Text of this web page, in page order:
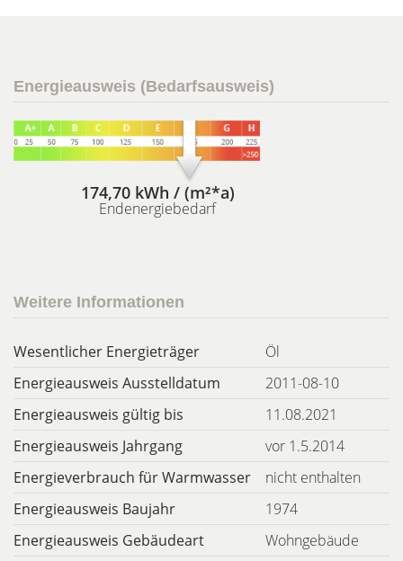
Energieausweis (Bedarfsausweis)
174,70 kWh / (m²*a)
Endenergiebedarf
Weitere Informationen
Wesentlicher Energieträger
Öl
Energieausweis Ausstelldatum
2011-08-10
Energieausweis gültig bis
11.08.2021
Energieausweis Jahrgang
vor 1.5.2014
Energieverbrauch für Warmwasser
nicht enthalten
Energieausweis Baujahr
1974
Energieausweis Gebäudeart
Wohngebäude